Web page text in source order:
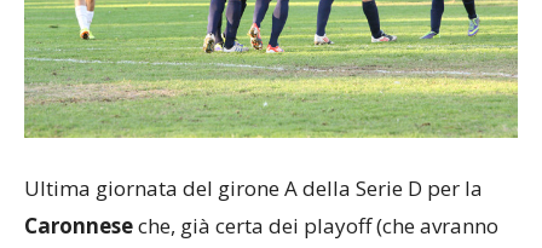
Ultima giornata del girone A della Serie D per la
Caronneseche, già certa dei playoff (che avranno